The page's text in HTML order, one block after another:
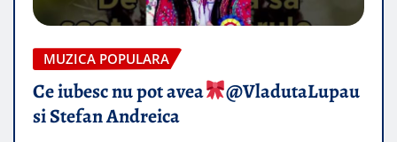
MUZICA POPULARA
Ce iubesc nu pot avea
​@VladutaLupau
si Stefan Andreica